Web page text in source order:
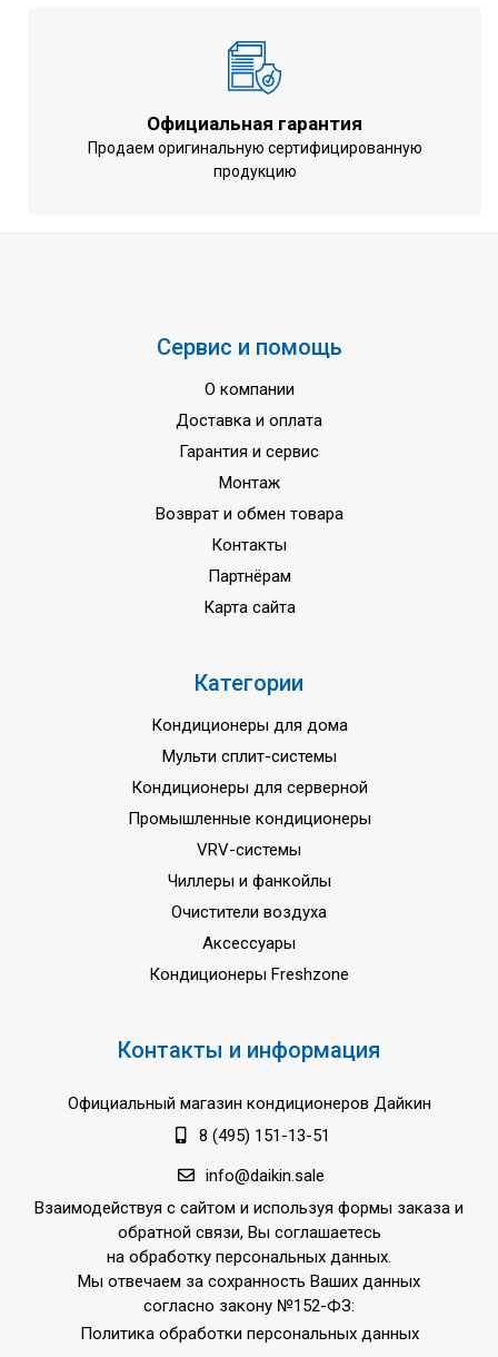
Официальная гарантия
Продаем оригинальную сертифицированную
продукцию
Сервис и помощь
О компании
Доставка и оплата
Гарантия и сервис
Монтаж
Возврат и обмен товара
Контакты
Партнёрам
Карта сайта
Категории
Кондиционеры для дома
Мульти сплит-системы
Кондиционеры для серверной
Промышленные кондиционеры
VRV-системы
Чиллеры и фанкойлы
Очистители воздуха
Аксессуары
Кондиционеры Freshzone
Контакты и информация
Официальный магазин кондиционеров Дайкин
8 (495) 151-13-51
info@daikin.sale
Взаимодействуя с сайтом и используя формы заказа и
обратной связи, Вы соглашаетесь
на обработку персональных данных.
Мы отвечаем за сохранность Ваших данных
согласно закону №152-ФЗ:
Политика обработки персональных данных